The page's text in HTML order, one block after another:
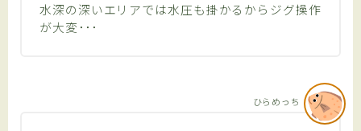
有料記事の決済完了ページ
水深の深いエリアでは水圧も掛かるからジグ操作
が大変･･･
ひらめっち